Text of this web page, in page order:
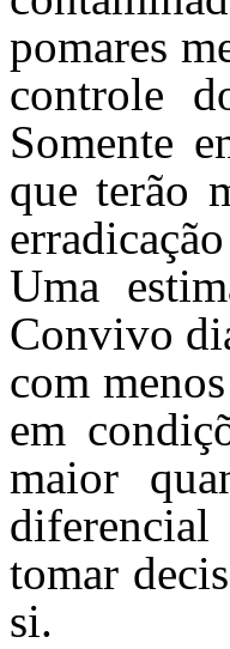
pomares
controle
Somente
que terão
Uma
Convivo
com
em
maior
diferencial
tomar
si.